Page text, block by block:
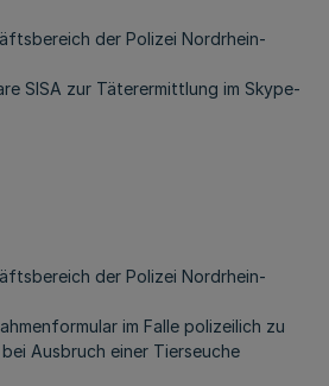
der Polizei Nordrhein-
SISA zur Täterermittlung im Skype-
der Polizei Nordrhein-
im Falle polizeilich zu
Ausbruch einer Tierseuche